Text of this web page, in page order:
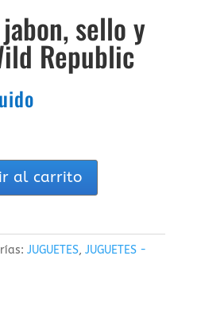
sello y
Republic
al carrito
JUGUETES, JUGUETES -